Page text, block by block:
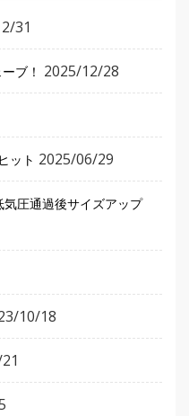
31
ブ！ 2025/12/28
ット 2025/06/29
圧通過後サイズアップ
10/18